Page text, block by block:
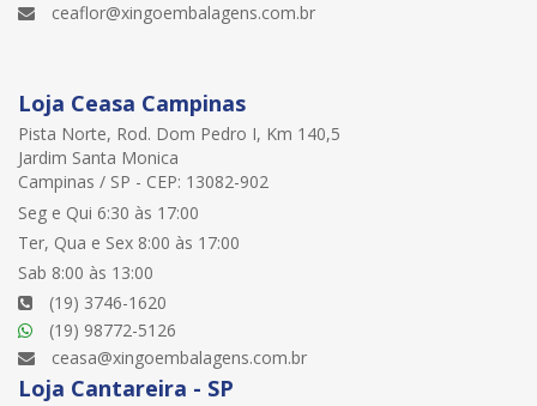
ceaflor@xingoembalagens.com.br
Loja Ceasa Campinas
Pista Norte, Rod. Dom Pedro I, Km 140,5
Jardim Santa Monica
Campinas / SP - CEP: 13082-902
Seg e Qui 6:30 às 17:00
Ter, Qua e Sex 8:00 às 17:00
Sab 8:00 às 13:00
(19) 3746-1620
(19) 98772-5126
ceasa@xingoembalagens.com.br
Loja Cantareira - SP